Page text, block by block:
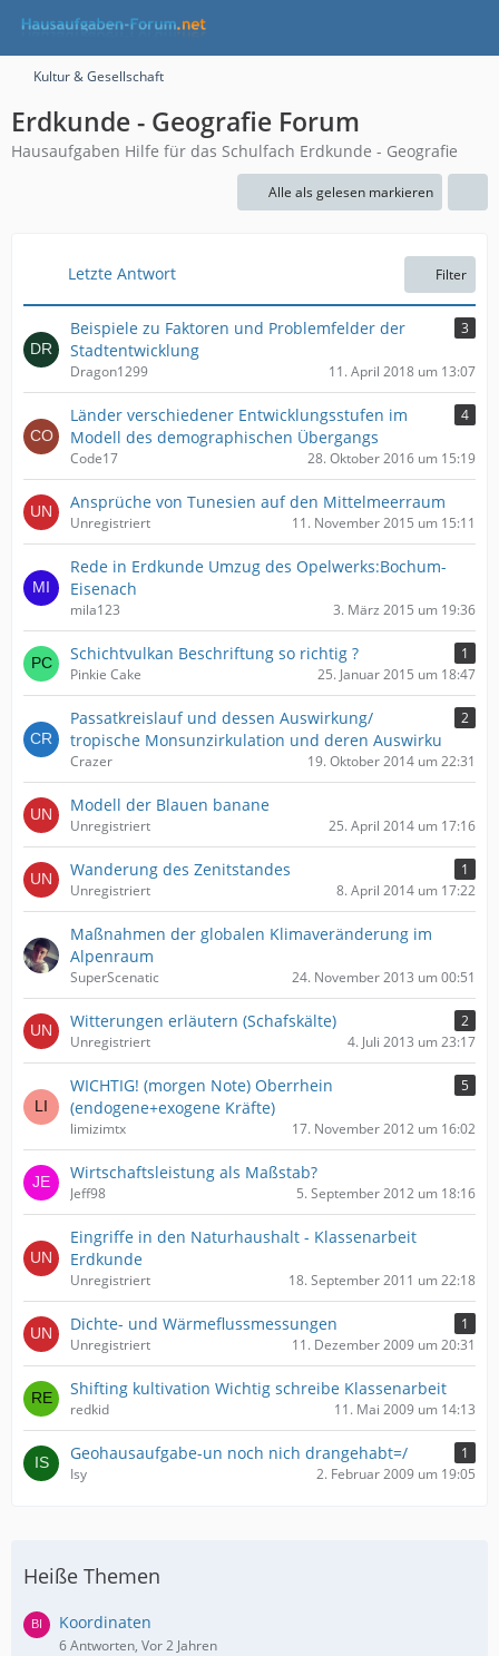
Kultur & Gesellschaft
Erdkunde - Geografie Forum
Hausaufgaben Hilfe für das Schulfach Erdkunde - Geografie
Alle als gelesen markieren
Letzte Antwort Filter
Beispiele zu Faktoren und Problemfelder der
Stadtentwicklung
3
Dragon1299 11. April 2018 um 13:07
Länder verschiedener Entwicklungsstufen im
Modell des demographischen Übergangs
4
Code17 28. Oktober 2016 um 15:19
Ansprüche von Tunesien auf den Mittelmeerraum
Unregistriert 11. November 2015 um 15:11
Rede in Erdkunde Umzug des Opelwerks:Bochum-
Eisenach
mila123 3. März 2015 um 19:36
Schichtvulkan Beschriftung so richtig ?
1
Pinkie Cake
25. Januar 2015 um 18:47
Passatkreislauf und dessen Auswirkung/
tropische Monsunzirkulation und deren Auswirku
2
Crazer 19. Oktober 2014 um 22:31
Modell der Blauen banane
Unregistriert 25. April 2014 um 17:16
Wanderung des Zenitstandes
1
Unregistriert
8. April 2014 um 17:22
Maßnahmen der globalen Klimaveränderung im
Alpenraum
SuperScenatic 24. November 2013 um 00:51
Witterungen erläutern (Schafskälte)
2
Unregistriert
4. Juli 2013 um 23:17
WICHTIG! (morgen Note) Oberrhein
(endogene+exogene Kräfte)
5
limizimtx 17. November 2012 um 16:02
Wirtschaftsleistung als Maßstab?
Jeff98 5. September 2012 um 18:16
Eingriffe in den Naturhaushalt - Klassenarbeit
Erdkunde
Unregistriert 18. September 2011 um 22:18
Dichte- und Wärmeflussmessungen
1
Unregistriert
11. Dezember 2009 um 20:31
Shifting kultivation Wichtig schreibe Klassenarbeit
redkid 11. Mai 2009 um 14:13
Geohausaufgabe-un noch nich drangehabt=/
1
Isy
2. Februar 2009 um 19:05
Heiße Themen
Koordinaten
6 Antworten, Vor 2 Jahren